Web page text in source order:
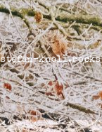
stefan-knoll.rocks